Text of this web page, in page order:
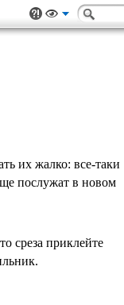
их жалко: все-таки
послужат в новом
среза приклейте